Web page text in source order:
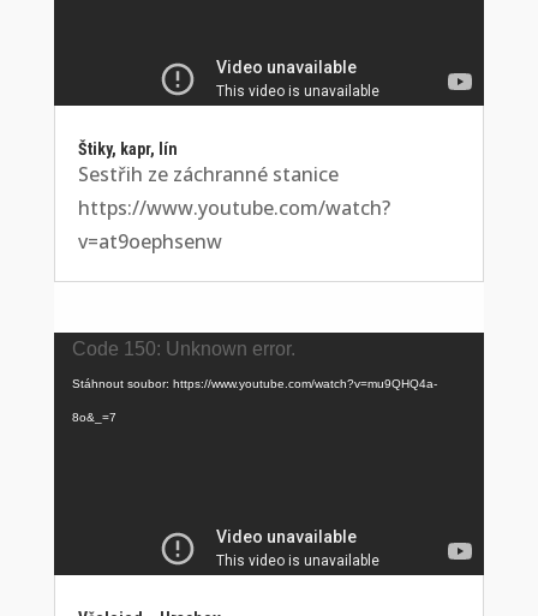
Štiky, kapr, lín
Sestřih ze záchranné stanice
https://www.youtube.com/watch?
v=at9oephsenw
Video
přehrávač
Code 150: Unknown error.
Stáhnout soubor: https://www.youtube.com/watch?v=mu9QHQ4a-
8o&_=7